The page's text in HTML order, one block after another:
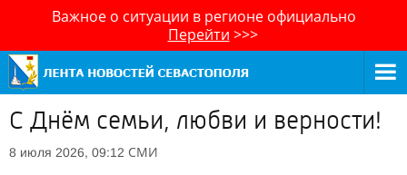
Важное о ситуации в регионе официально
Перейти >>>
С Днём семьи, любви и верности!
8 июля 2026, 09:12 СМИ